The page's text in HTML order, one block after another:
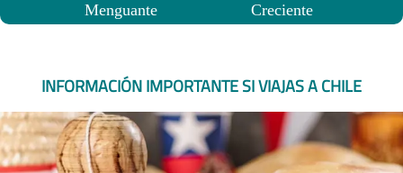
Menguante
Creciente
INFORMACIÓN IMPORTANTE SI VIAJAS A CHILE